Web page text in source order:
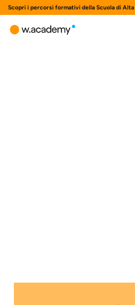
Scopri i percorsi formativi della Scuola di